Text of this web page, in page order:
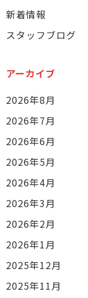
新着情報
スタッフブログ
アーカイブ
2026年8月
2026年7月
2026年6月
2026年5月
2026年4月
2026年3月
2026年2月
2026年1月
2025年12月
2025年11月